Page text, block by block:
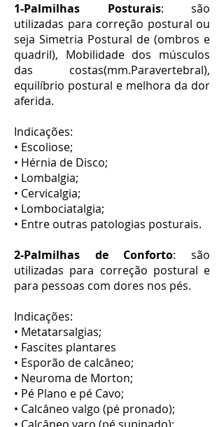
1-Palmilhas Posturais: são
utilizadas para correção postural ou
seja Simetria Postural de (ombros e
quadril), Mobilidade dos músculos
das costas(mm.Paravertebral),
equilíbrio postural e melhora da dor
aferida.
Indicações:
• Escoliose;
• Hérnia de Disco;
• Lombalgia;
• Cervicalgia;
• Lombociatalgia;
• Entre outras patologias posturais.
2-Palmilhas de Conforto: são
utilizadas para correção postural e
para pessoas com dores nos pés.
Indicações:
• Metatarsalgias;
• Fascites plantares
• Esporão de calcâneo;
• Neuroma de Morton;
• Pé Plano e pé Cavo;
• Calcâneo valgo (pé pronado);